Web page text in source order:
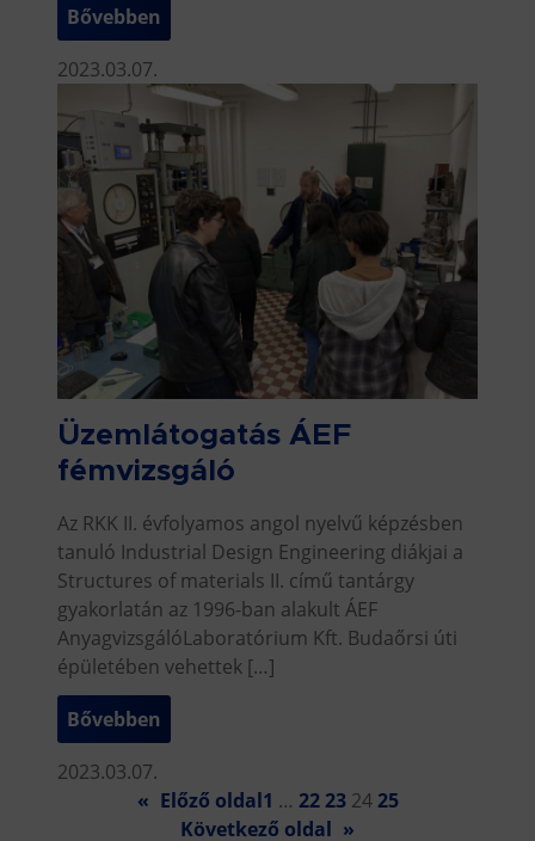
Bővebben
2023.03.07.
Üzemlátogatás ÁEF
fémvizsgáló
Az RKK II. évfolyamos angol nyelvű képzésben
tanuló Industrial Design Engineering diákjai a
Structures of materials II. című tantárgy
gyakorlatán az 1996-ban alakult ÁEF
AnyagvizsgálóLaboratórium Kft. Budaőrsi úti
épületében vehettek […]
Bővebben
2023.03.07.
« Előző oldal1 … 22 23 24 25
Következő oldal »